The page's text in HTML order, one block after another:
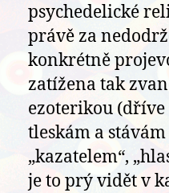
psychedelické
právě za
konkrétně
zatížena tak
ezoterikou (dříve
tleskám a
„kazatelem“,
je to prý vidět v